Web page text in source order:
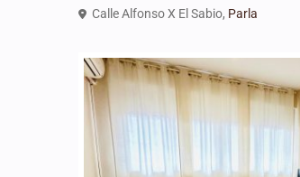
Calle Alfonso X El Sabio, Parla